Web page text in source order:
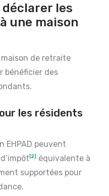
les
une maison
maison de retraite
bénéficier des
les résidents
EHPAD peuvent
[2] équivalente à
supportées pour